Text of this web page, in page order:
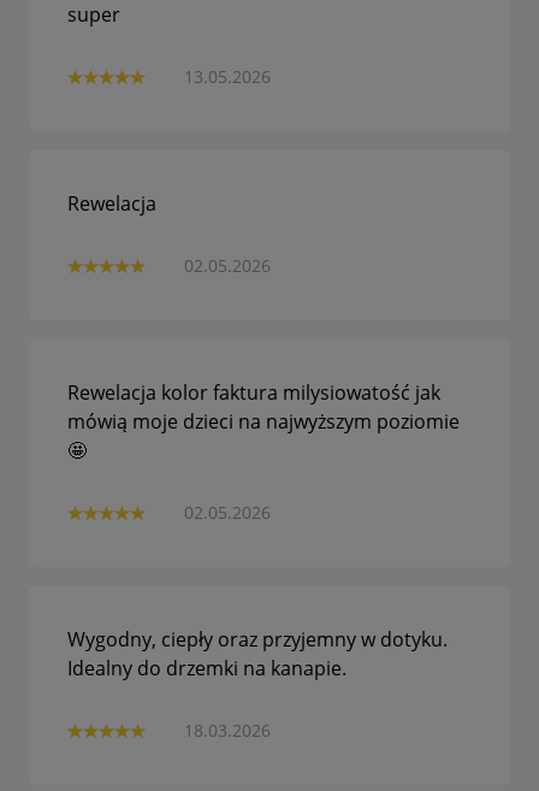
13.05.2026
super
02.05.2026
Rewelacja
02.05.2026
Rewelacja kolor faktura milysiowatość jak
mówią moje dzieci na najwyższym poziomie
🤩
18.03.2026
Wygodny, ciepły oraz przyjemny w dotyku.
Idealny do drzemki na kanapie.